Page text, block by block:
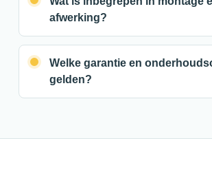
afwerking?
Welke garantie en
gelden?